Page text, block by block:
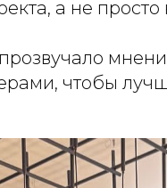
а не
чтобы